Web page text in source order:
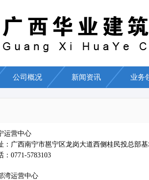
公司概况 新闻资讯 业务
运营中心
：广西南宁市邕宁区龙岗大道西侧桂民投总部
：0771-5783103
湾运营中心